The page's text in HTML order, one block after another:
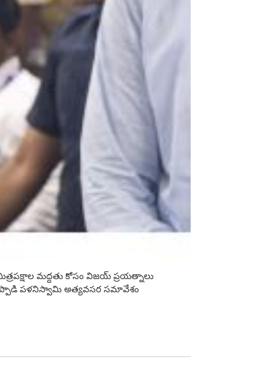
మద్దతు కోసం విజయ్ ప్రయత్నాలు
పళనిస్వామి అత్యవసర సమావేశం